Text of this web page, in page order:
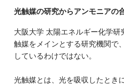
光触媒の研究からアンモニアの
大阪大学 太陽エネルギー化学
触媒をメインとする研究機関で
しているわけではない。
光触媒とは、光を吸収したとき